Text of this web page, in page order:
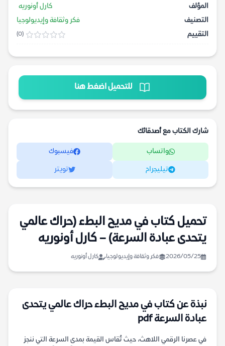
المؤلف
كارل أونوريه
التصنيف
فكر وثقافة وإيديولوجيا
التقييم
(0)
للتحميل اضغط هنا
شارك الكتاب مع أصدقائك
واتساب فيسبوك
تيليجرام تويتر
تحميل كتاب في مديح البطء (حراك عالمي
يتحدى عبادة السرعة) – كارل أونوريه
2026/05/25 فكر وثقافة وإيديولوجيا كارل أونوريه
نبذة عن كتاب في مديح البطء حراك عالمي يتحدى
عبادة السرعة pdf
في عصرنا الرقمي اللاهث، حيث تُقاس القيمة بمدى السرعة التي ننجز